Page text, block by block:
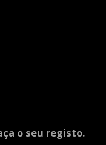
o seu registo.